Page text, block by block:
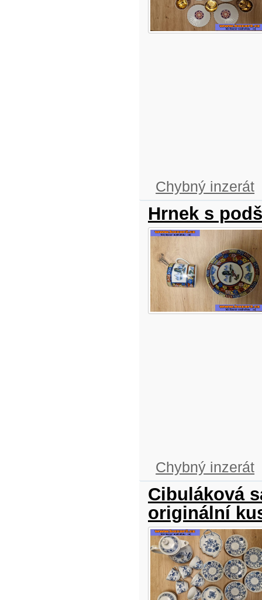
Chybný inzerát
Hrnek s
Chybný inzerát
Cibuláková
originální